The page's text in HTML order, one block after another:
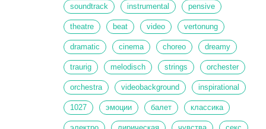
soundtrack instrumental pensive
theatre beat video vertonung
dramatic cinema choreo dreamy
traurig melodisch strings orchester
orchestra videobackground inspirational
1027 эмоции балет классика